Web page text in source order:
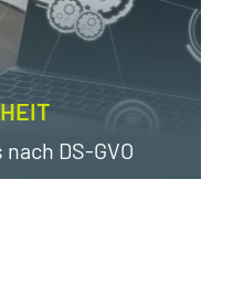
DS-GVO